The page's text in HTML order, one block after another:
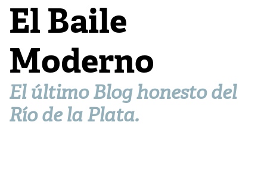
El Baile
Moderno
El último Blog honesto del
Río de la Plata.